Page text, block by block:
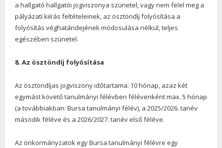
a hallgató hallgatói jogviszonya szünetel, vagy nem felel meg a
pályázati kiírás feltételeinek, az ösztöndíj folyósítása a
folyósítás véghatáridejének módosulása nélkül, teljes
egészében szünetel.
8. Az ösztöndíj folyósítása
Az ösztöndíjas jogviszony időtartama: 10 hónap, azaz két
egymást követő tanulmányi félévben félévenként max. 5 hónap
(a továbbiakban: Bursa tanulmányi félév), a 2025/2026. tanév
második féléve és a 2026/2027. tanév első féléve.
Az önkormányzatok egy Bursa tanulmányi félévre egy